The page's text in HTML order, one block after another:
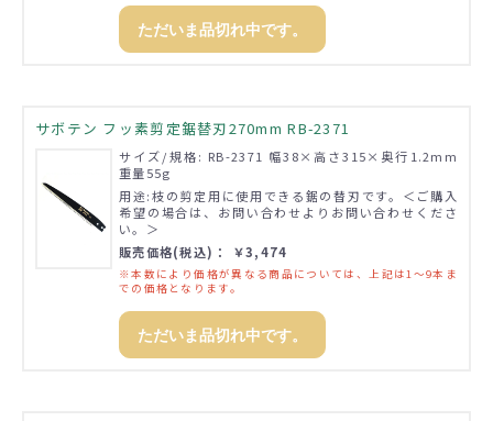
ただいま品切れ中です。
サボテン フッ素剪定鋸替刃270mm RB-2371
サイズ/規格: RB-2371 幅38×高さ315×奥行1.2mm
重量55g
用途:枝の剪定用に使用できる鋸の替刃です。＜ご購入
希望の場合は、お問い合わせよりお問い合わせくださ
い。＞
販売価格(税込)： ￥3,474
※本数により価格が異なる商品については、上記は1～9本ま
での価格となります。
ただいま品切れ中です。